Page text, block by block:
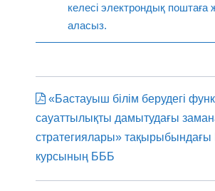
келесі электрондық поштаға
аласыз.
«Бастауыш білім берудегі
сауаттылықты дамытудағы
стратегиялары»
курсының БББ